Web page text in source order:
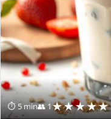
⏱ 5 min👥 1★★★★★